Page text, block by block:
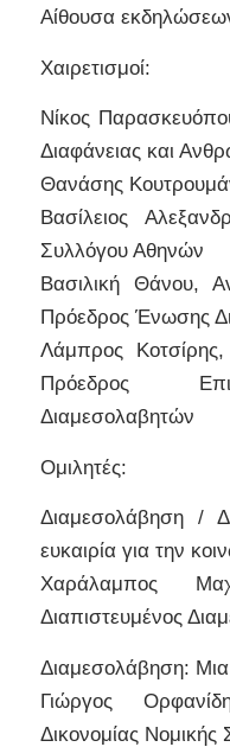
Αίθουσα
Χαιρετισμοί:
Νίκος
Διαφάνειας και
Θανάσης
Βασίλειος
Συλλόγου Αθηνών
Βασιλική Θάνου,
Πρόεδρος Ένωσης
Λάμπρος
Πρόεδρος
Διαμεσολαβητών
Ομιλητές:
Διαμεσολάβηση /
ευκαιρία για την
Χαράλαμπος
Διαπιστευμένος
Διαμεσολάβηση:
Γιώργος
Δικονομίας